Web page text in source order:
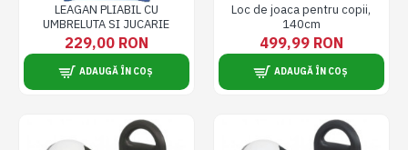
LEAGAN PLIABIL CU
UMBRELUTA SI JUCARIE
229,00 RON
ADAUGĂ ÎN COȘ
Loc de joaca pentru copii,
140cm
499,99 RON
ADAUGĂ ÎN COȘ